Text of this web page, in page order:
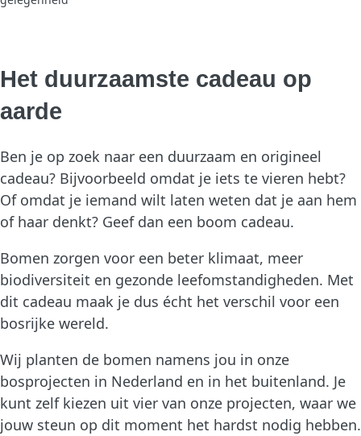
Het duurzaamste cadeau op
aarde
Ben je op zoek naar een duurzaam en origineel
cadeau? Bijvoorbeeld omdat je iets te vieren hebt?
Of omdat je iemand wilt laten weten dat je aan hem
of haar denkt? Geef dan een boom cadeau.
Bomen zorgen voor een beter klimaat, meer
biodiversiteit en gezonde leefomstandigheden. Met
dit cadeau maak je dus écht het verschil voor een
bosrijke wereld.
Wij planten de bomen namens jou in onze
bosprojecten in Nederland en in het buitenland. Je
kunt zelf kiezen uit vier van onze projecten, waar we
jouw steun op dit moment het hardst nodig hebben.